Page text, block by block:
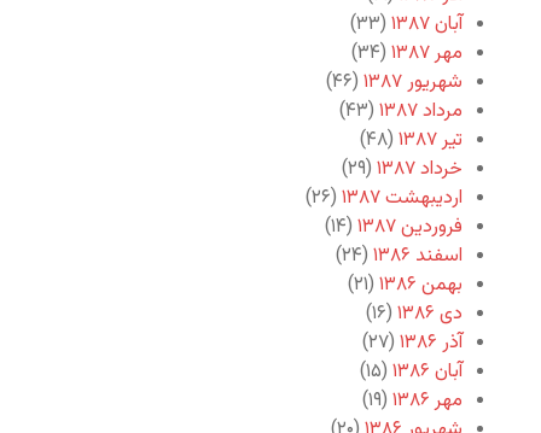
آبان ۱۳۸۷
(۳۳)
مهر ۱۳۸۷
(۳۴)
شهریور ۱۳۸۷
(۴۶)
مرداد ۱۳۸۷
(۴۳)
تیر ۱۳۸۷
(۴۸)
خرداد ۱۳۸۷
(۲۹)
اردیبهشت ۱۳۸۷
(۲۶)
فروردین ۱۳۸۷
(۱۴)
اسفند ۱۳۸۶
(۲۴)
بهمن ۱۳۸۶
(۲۱)
دی ۱۳۸۶
(۱۶)
آذر ۱۳۸۶
(۲۷)
آبان ۱۳۸۶
(۱۵)
مهر ۱۳۸۶
(۱۹)